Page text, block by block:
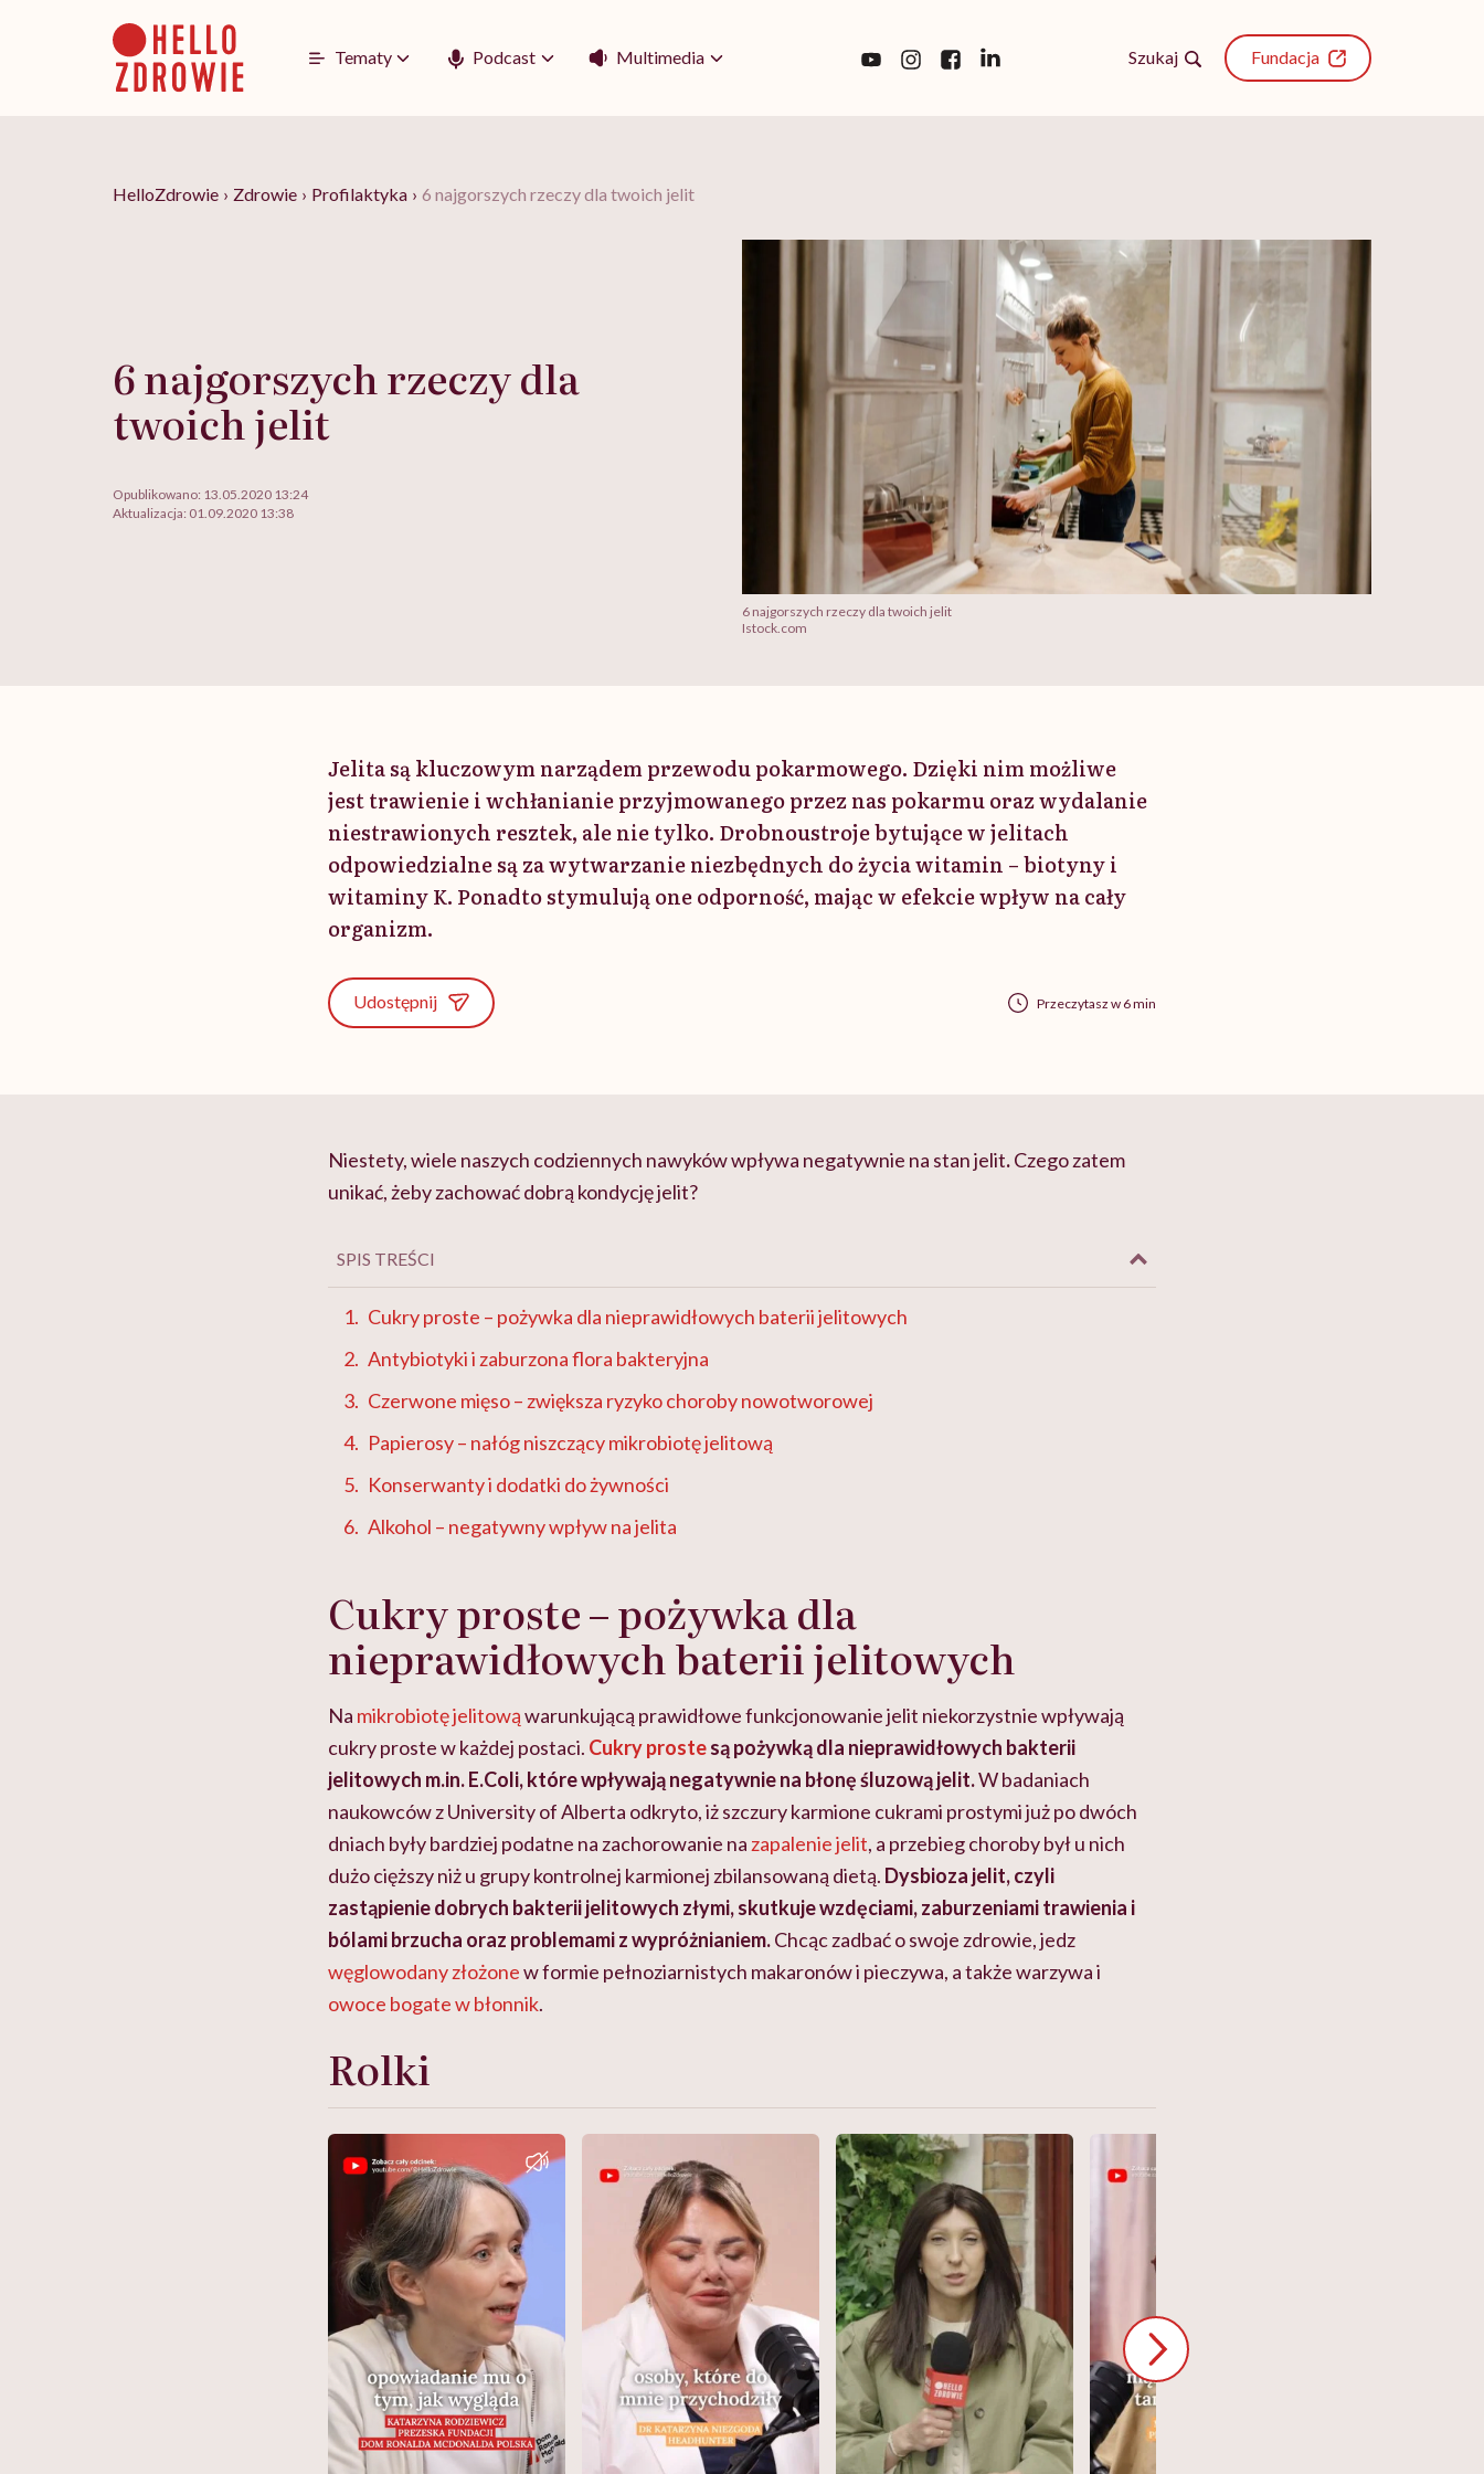
Tematy Podcast Multimedia Szukaj Fundacja
HelloZdrowie › Zdrowie › Profilaktyka › 6 najgorszych rzeczy dla twoich jelit
6 najgorszych rzeczy dla
twoich jelit
Opublikowano: 13.05.2020 13:24
Aktualizacja: 01.09.2020 13:38
6 najgorszych rzeczy dla twoich jelit
Istock.com
Jelita są kluczowym narządem przewodu pokarmowego. Dzięki nim możliwe
jest trawienie i wchłanianie przyjmowanego przez nas pokarmu oraz wydalanie
niestrawionych resztek, ale nie tylko. Drobnoustroje bytujące w jelitach
odpowiedzialne są za wytwarzanie niezbędnych do życia witamin – biotyny i
witaminy K. Ponadto stymulują one odporność, mając w efekcie wpływ na cały
organizm.
Udostępnij Przeczytasz w 6 min
Niestety, wiele naszych codziennych nawyków wpływa negatywnie na stan jelit.Czego zatem
unikać, żeby zachować dobrą kondycję jelit?
SPIS TREŚCI
Cukry proste – pożywka dla nieprawidłowych baterii jelitowych
Antybiotyki i zaburzona flora bakteryjna
Czerwone mięso – zwiększa ryzyko choroby nowotworowej
Papierosy – nałóg niszczący mikrobiotę jelitową
Konserwanty i dodatki do żywności
Alkohol – negatywny wpływ na jelita
Cukry proste – pożywka dla
nieprawidłowych baterii jelitowych
Na mikrobiotę jelitowąwarunkującą prawidłowe funkcjonowanie jelit niekorzystnie wpływają
cukry proste w każdej postaci. Cukry prostesą pożywką dla nieprawidłowych bakterii
jelitowych m.in. E.Coli, które wpływają negatywnie na błonę śluzową jelit.W badaniach
naukowców z University of Alberta odkryto, iż szczury karmione cukrami prostymi już po dwóch
dniach były bardziej podatne na zachorowanie na zapalenie jelit, a przebieg choroby był u nich
dużo cięższy niż u grupy kontrolnej karmionej zbilansowaną dietą. Dysbioza jelit, czyli
zastąpienie dobrych bakterii jelitowych złymi, skutkuje wzdęciami, zaburzeniami trawienia i
bólami brzucha oraz problemami z wypróżnianiem.Chcąc zadbać o swoje zdrowie, jedz
węglowodany złożonew formie pełnoziarnistych makaronów i pieczywa, a także warzywa i
owoce bogate w błonnik.
Rolki